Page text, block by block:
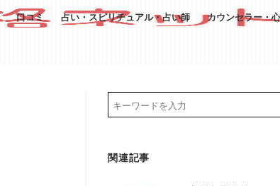
口コミ 占い・スピリチュアル・占い師 カウンセラー・
関連記事